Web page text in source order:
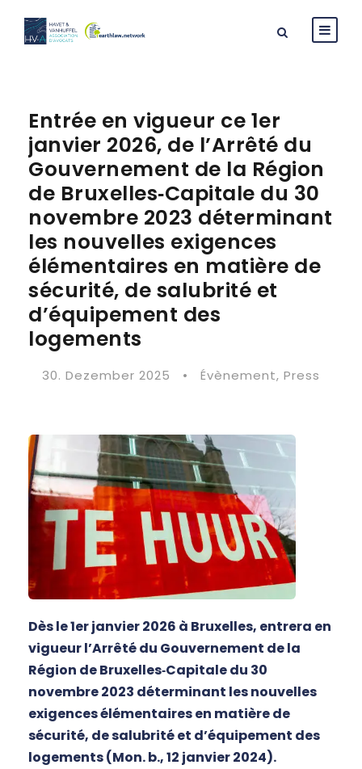
Entrée en vigueur ce 1er
janvier 2026, de l’Arrêté du
Gouvernement de la Région
de Bruxelles‑Capitale du 30
novembre 2023 déterminant
les nouvelles exigences
élémentaires en matière de
sécurité, de salubrité et
d’équipement des
logements
30. Dezember 2025 • Évènement, Press
Dès le 1er janvier 2026 à Bruxelles, entrera en
vigueur l’Arrêté du Gouvernement de la
Région de Bruxelles‑Capitale du 30
novembre 2023 déterminant les nouvelles
exigences élémentaires en matière de
sécurité, de salubrité et d’équipement des
logements (Mon. b., 12 janvier 2024).